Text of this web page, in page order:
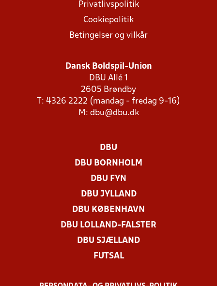
Privatlivspolitik
Cookiepolitik
Betingelser og vilkår
Dansk Boldspil-Union
DBU Allé 1
2605 Brøndby
T: 4326 2222 (mandag - fredag 9-16)
M: dbu@dbu.dk
DBU
DBU BORNHOLM
DBU FYN
DBU JYLLAND
DBU KØBENHAVN
DBU LOLLAND-FALSTER
DBU SJÆLLAND
FUTSAL